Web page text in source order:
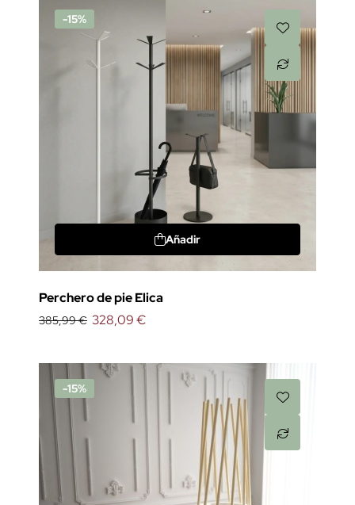
-15%
Añadir
Perchero de pie Elica
385,99 € 328,09 €
-15%